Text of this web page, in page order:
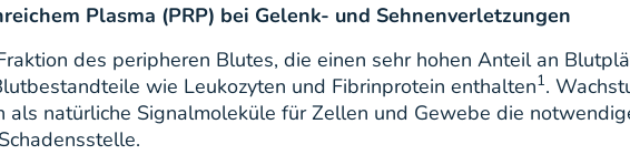
Plasma (PRP) bei Gelenk- und Sehnenverletzungen
des peripheren Blutes, die einen sehr hohen Anteil an
wie Leukozyten und Fibrinprotein enthalten1.
als natürliche Signalmoleküle für Zellen und Gewebe die